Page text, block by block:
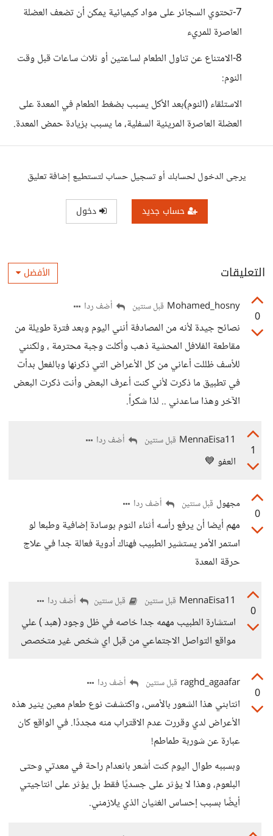
7-تحتوي السجائر على مواد كيميائية يمكن أن تضعف العضلة
العاصرة للمريء
8-الامتناع عن تناول الطعام لساعتين أو ثلاث ساعات قبل وقت
النوم:
الاستلقاء (النوم)بعد الأكل يسبب بضغط الطعام في المعدة على
العضلة العاصرة المريئية السفلية، ما يسبب بزيادة حمض المعدة.
يرجى الدخول لحسابك أو تسجيل حساب لتستطيع إضافة تعليق
حساب جديد دخول
التعليقات الأفضل
0
Mohamed_hosny قبل سنتين أضف ردا
نصائح جيدة لأنه من المصادفة أنني اليوم وبعد فترة طويلة من
مقاطعة الفلافل المحشية ذهب وأكلت وجبة محترمة ، ولكنني
للأسف ظللت أعاني من كل الأعراض التي ذكرنها وبالفعل بدأت
في تطبيق ما ذكرت لأني كنت أعرف البعض وأنت ذكرت البعض
الآخر وهذا ساعدني .. لذا شكراً.
1
MennaEisa11 قبل سنتين أضف ردا
العفو 💙
0
مجهول قبل سنتين أضف ردا
مهم أيضا أن يرفع رأسه أثناء النوم بوسادة إضافية وطبعا لو
استمر الأمر يستشير الطبيب فهناك أدوية فعالة جدا في علاج
حرقة المعدة
0
MennaEisa11 قبل سنتين قبل سنتين أضف ردا
استشارة الطبيب مهمه جدا خاصه في ظل وجود (هبد ) علي
مواقع التواصل الاجتماعي من قبل اي شخص غير متخصص
0
raghd_agaafar قبل سنتين أضف ردا
انتابني هذا الشعور بالأمس، واكتشفت نوع طعام معين يثير هذه
الأعراض لدي وقررت عدم الاقتراب منه مجددًا. في الواقع كان
عبارة عن شوربة طماطم!
وبسببه طوال اليوم كنت أشعر بانعدام راحة في معدتي وحتى
البلعوم، وهذا لا يؤثر على جسديًا فقط بل يؤثر على انتاجيتي
أيضًا بسبب إحساس الغثيان الذي يلازمني.